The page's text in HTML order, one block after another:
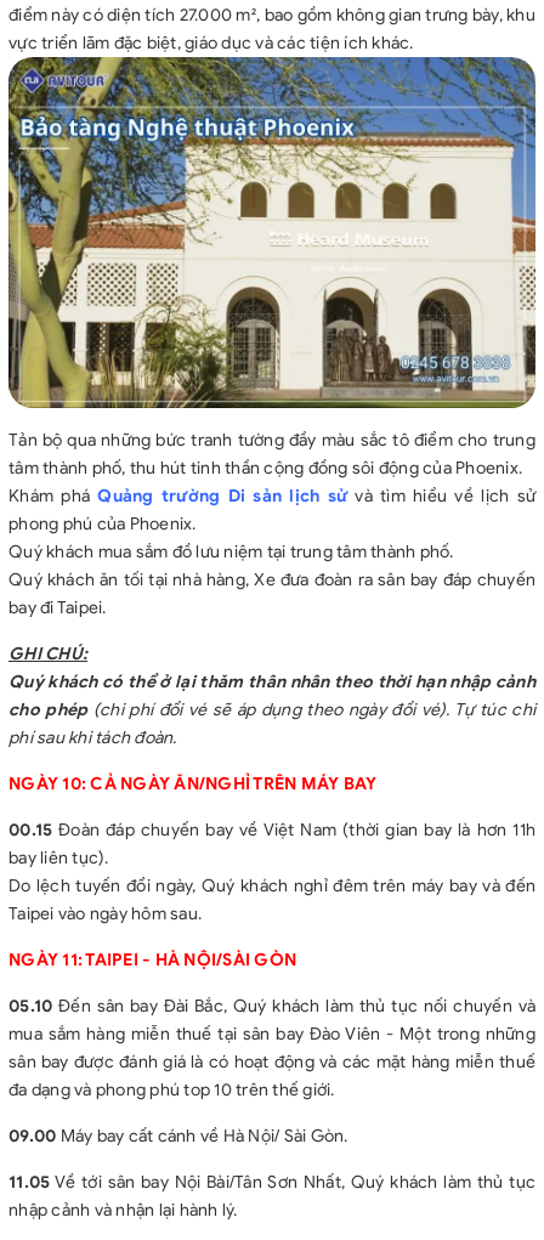
điểm này có diện tích 27.000 m², bao gồm không gian trưng bày, khu
vực triển lãm đặc biệt, giáo dục và các tiện ích khác.
Tản bộ qua những bức tranh tường đầy màu sắc tô điểm cho trung
tâm thành phố, thu hút tinh thần cộng đồng sôi động của Phoenix.
Khám pháQuảng trường Di sản lịch sửvà tìm hiểu về lịch sử
phong phú của Phoenix.
Quý khách mua sắm đồ lưu niệm tại trung tâm thành phố.
Quý khách ăn tối tại nhà hàng, Xe đưa đoàn ra sân bay đáp chuyến
bay đi Taipei.
GHI CHÚ:
Quý khách có thể ở lại thăm thân nhân theo thời hạn nhập cảnh
cho phép(chi phí đổi vé sẽ áp dụng theo ngày đổi vé). Tự túc chi
phí sau khi tách đoàn.
NGÀY 10: CẢ NGÀY ĂN/NGHỈ TRÊN MÁY BAY
00.15 Đoàn đáp chuyến bay về Việt Nam (thời gian bay là hơn 11h
bay liên tục).
Do lệch tuyến đổi ngày, Quý khách nghỉ đêm trên máy bay và đến
Taipei vào ngày hôm sau.
NGÀY 11: TAIPEI - HÀ NỘI/SÀI GÒN
05.10 Đến sân bay Đài Bắc, Quý khách làm thủ tục nối chuyến và
mua sắm hàng miễn thuế tại sân bay Đào Viên - Một trong những
sân bay được đánh giá là có hoạt động và các mặt hàng miễn thuế
đa dạng và phong phú top 10 trên thế giới.
09.00 Máy bay cất cánh về Hà Nội/ Sài Gòn.
11.05 Về tới sân bay Nội Bài/Tân Sơn Nhất, Quý khách làm thủ tục
nhập cảnh và nhận lại hành lý.